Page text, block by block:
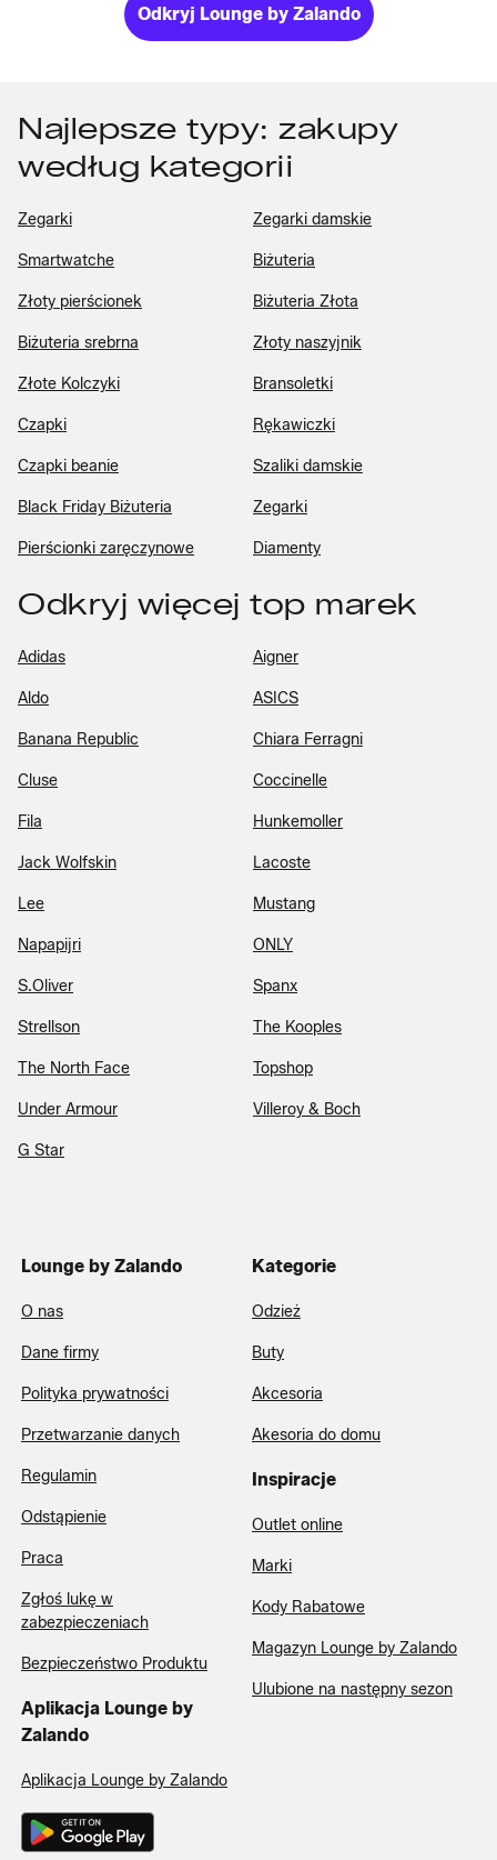
Odkryj Lounge by Zalando
Najlepsze typy: zakupy
według kategorii
Zegarki Zegarki damskie
Smartwatche Biżuteria
Złoty pierścionek Biżuteria Złota
Biżuteria srebrna Złoty naszyjnik
Złote Kolczyki Bransoletki
Czapki Rękawiczki
Czapki beanie Szaliki damskie
Black Friday Biżuteria Zegarki
Pierścionki zaręczynowe Diamenty
Odkryj więcej top marek
Adidas Aigner
Aldo ASICS
Banana Republic Chiara Ferragni
Cluse Coccinelle
Fila Hunkemoller
Jack Wolfskin Lacoste
Lee Mustang
Napapijri ONLY
S.Oliver Spanx
Strellson The Kooples
The North Face Topshop
Under Armour Villeroy & Boch
G Star
Lounge by Zalando
O nas
Dane firmy
Polityka prywatności
Przetwarzanie danych
Regulamin
Odstąpienie
Praca
Zgłoś lukę w
zabezpieczeniach
Bezpieczeństwo Produktu
Aplikacja Lounge by
Zalando
Aplikacja Lounge by Zalando
Kategorie
Odzież
Buty
Akcesoria
Akesoria do domu
Inspiracje
Outlet online
Marki
Kody Rabatowe
Magazyn Lounge by Zalando
Ulubione na następny sezon